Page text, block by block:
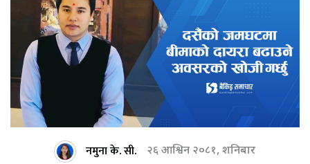
नमुना के. सी. २६ आश्विन २०८१, शनिबार